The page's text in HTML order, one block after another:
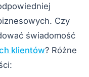
Czy
świadomość
klientów? Różne